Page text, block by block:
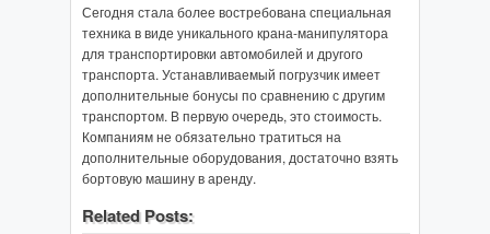
Сегодня стала более востребована специальная
техника в виде уникального крана-манипулятора
для транспортировки автомобилей и другого
транспорта. Устанавливаемый погрузчик имеет
дополнительные бонусы по сравнению с другим
транспортом. В первую очередь, это стоимость.
Компаниям не обязательно тратиться на
дополнительные оборудования, достаточно взять
бортовую машину в аренду.
Related Posts: